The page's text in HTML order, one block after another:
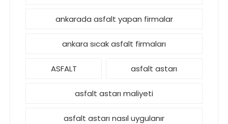
ankarada asfalt yapan firmalar
ankara sıcak asfalt firmaları
ASFALT asfalt astarı
asfalt astarı maliyeti
asfalt astarı nasıl uygulanır